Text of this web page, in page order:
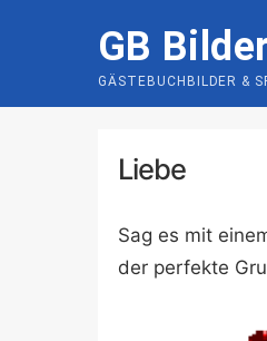
GB
GÄSTEBUCHBILDER &
Liebe
Sag es mit
der perfekte